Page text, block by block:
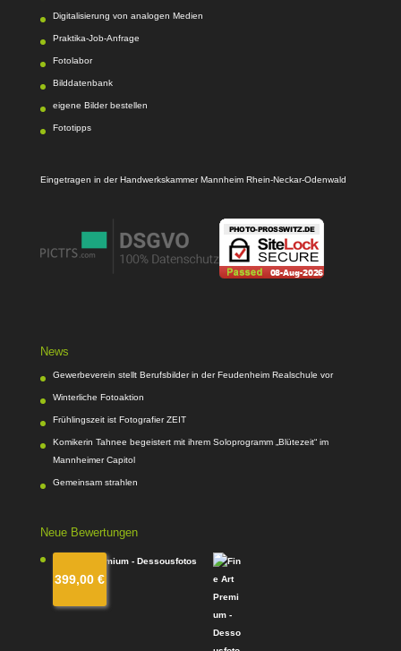
Digitalisierung von analogen Medien
Praktika-Job-Anfrage
Fotolabor
Bilddatenbank
eigene Bilder bestellen
Fototipps
Eingetragen in der Handwerkskammer Mannheim Rhein-Neckar-Odenwald
News
Gewerbeverein stellt Berufsbilder in der Feudenheim Realschule vor
Winterliche Fotoaktion
Frühlingszeit ist Fotografier ZEIT
Komikerin Tahnee begeistert mit ihrem Soloprogramm „Blütezeit“ im
Mannheimer Capitol
Gemeinsam strahlen
Neue Bewertungen
399,00 €
Fine Art Premium - Dessousfotos
mit4von
von Kim